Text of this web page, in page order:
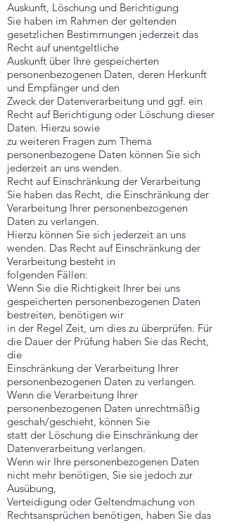
Auskunft, Löschung und Berichtigung
Sie haben im Rahmen der geltenden
gesetzlichen Bestimmungen jederzeit das
Recht auf unentgeltliche
Auskunft über Ihre gespeicherten
personenbezogenen Daten, deren Herkunft
und Empfänger und den
Zweck der Datenverarbeitung und ggf. ein
Recht auf Berichtigung oder Löschung dieser
Daten. Hierzu sowie
zu weiteren Fragen zum Thema
personenbezogene Daten können Sie sich
jederzeit an uns wenden.
Recht auf Einschränkung der Verarbeitung
Sie haben das Recht, die Einschränkung der
Verarbeitung Ihrer personenbezogenen
Daten zu verlangen.
Hierzu können Sie sich jederzeit an uns
wenden. Das Recht auf Einschränkung der
Verarbeitung besteht in
folgenden Fällen:
Wenn Sie die Richtigkeit Ihrer bei uns
gespeicherten personenbezogenen Daten
bestreiten, benötigen wir
in der Regel Zeit, um dies zu überprüfen. Für
die Dauer der Prüfung haben Sie das Recht,
die
Einschränkung der Verarbeitung Ihrer
personenbezogenen Daten zu verlangen.
Wenn die Verarbeitung Ihrer
personenbezogenen Daten unrechtmäßig
geschah/geschieht, können Sie
statt der Löschung die Einschränkung der
Datenverarbeitung verlangen.
Wenn wir Ihre personenbezogenen Daten
nicht mehr benötigen, Sie sie jedoch zur
Ausübung,
Verteidigung oder Geltendmachung von
Rechtsansprüchen benötigen, haben Sie das